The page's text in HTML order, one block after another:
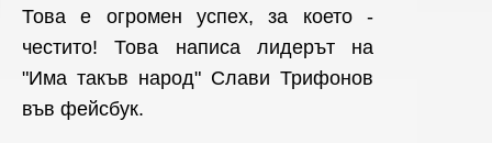
Това е огромен успех, за което -
честито! Това написа лидерът на
"Има такъв народ" Слави Трифонов
във фейсбук.